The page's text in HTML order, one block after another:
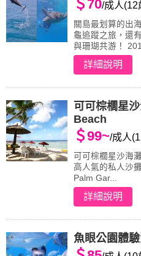
＄70/成人(12
關島最划算的出
龜追蹤之旅，還
與珊瑚共游！
詳細說明
可可棕櫚星
Beach
＄99~/成人
可可棕櫚星沙海
高人氣的私人沙
Palm Gar...
詳細說明
魚眼公園體驗